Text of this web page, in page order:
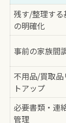
残す/整理する
の明確化
事前の家族間
不用品/買取品
トアップ
必要書類・連
管理